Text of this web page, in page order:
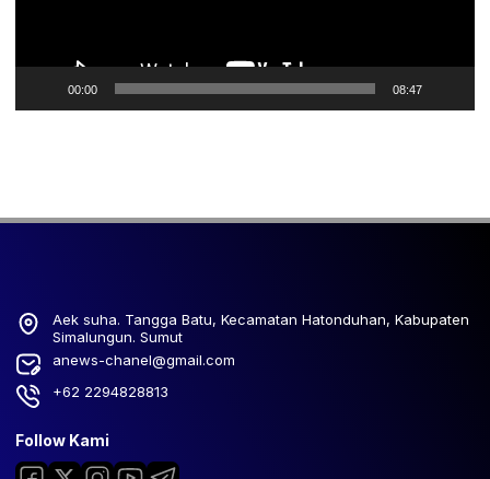
00:00 08:47
Aek suha. Tangga Batu, Kecamatan Hatonduhan, Kabupaten
Simalungun. Sumut
anews-chanel@gmail.com
+62 2294828813
Follow Kami